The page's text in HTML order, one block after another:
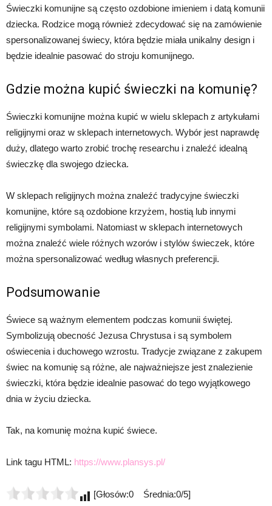
Świeczki komunijne są często ozdobione imieniem i datą komunii
dziecka. Rodzice mogą również zdecydować się na zamówienie
spersonalizowanej świecy, która będzie miała unikalny design i
będzie idealnie pasować do stroju komunijnego.
Gdzie można kupić świeczki na komunię?
Świeczki komunijne można kupić w wielu sklepach z artykułami
religijnymi oraz w sklepach internetowych. Wybór jest naprawdę
duży, dlatego warto zrobić trochę researchu i znaleźć idealną
świeczkę dla swojego dziecka.
W sklepach religijnych można znaleźć tradycyjne świeczki
komunijne, które są ozdobione krzyżem, hostią lub innymi
religijnymi symbolami. Natomiast w sklepach internetowych
można znaleźć wiele różnych wzorów i stylów świeczek, które
można spersonalizować według własnych preferencji.
Podsumowanie
Świece są ważnym elementem podczas komunii świętej.
Symbolizują obecność Jezusa Chrystusa i są symbolem
oświecenia i duchowego wzrostu. Tradycje związane z zakupem
świec na komunię są różne, ale najważniejsze jest znalezienie
świeczki, która będzie idealnie pasować do tego wyjątkowego
dnia w życiu dziecka.
Tak, na komunię można kupić świece.
Link tagu HTML: https://www.plansys.pl/
[Głosów:0 Średnia:0/5]